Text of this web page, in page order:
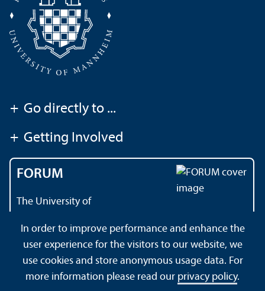
+ Go directly to ...
+ Getting Involved
FORUM
The University of
About this Site Data Protection Declaration Sitemap
In order to improve performance and enhance the
user experience for the visitors to our website, we
use cookies and store anonymous usage data. For
more information please read our privacy policy.